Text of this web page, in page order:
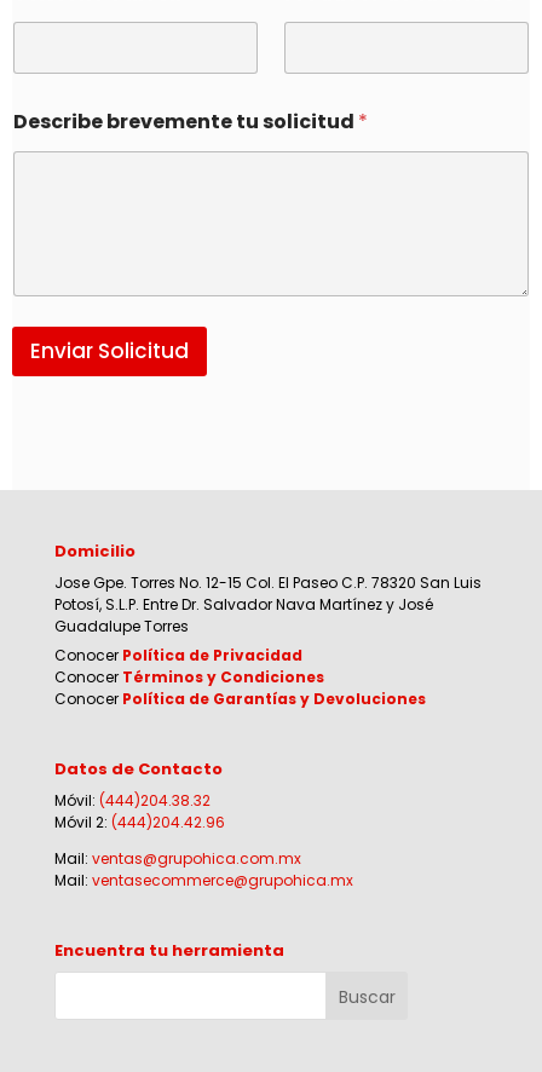
Describe brevemente tu solicitud *
Enviar Solicitud
Domicilio
Jose Gpe. Torres No. 12-15 Col. El Paseo C.P. 78320 San Luis
Potosí, S.L.P. Entre Dr. Salvador Nava Martínez y José
Guadalupe Torres
Conocer Política de Privacidad
Conocer Términos y Condiciones
Conocer Política de Garantías y Devoluciones
Datos de Contacto
Móvil: (444)204.38.32
Móvil 2: (444)204.42.96
Mail: ventas@grupohica.com.mx
Mail: ventasecommerce@grupohica.mx
Encuentra tu herramienta